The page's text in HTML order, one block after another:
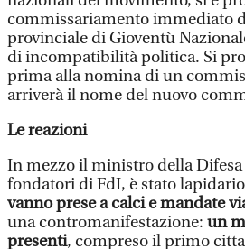
commissariamento immediato
provinciale di Gioventù
di incompatibilità politica. Si
prima alla nomina di un
arriverà il nome del nuovo
Le reazioni
In mezzo il ministro della Difesa
fondatori di FdI, è stato
vanno prese a calci e mandate
una contromanifestazione: un
presenti, compreso il primo